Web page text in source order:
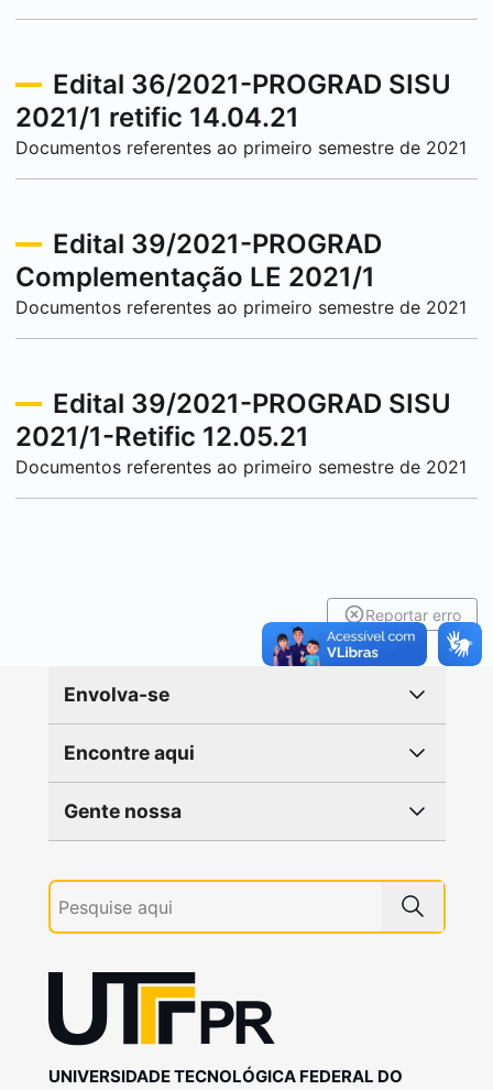
Edital 36/2021-PROGRAD SISU
2021/1 retific 14.04.21
Documentos referentes ao primeiro semestre de 2021
Edital 39/2021-PROGRAD
Complementação LE 2021/1
Documentos referentes ao primeiro semestre de 2021
Edital 39/2021-PROGRAD SISU
2021/1-Retific 12.05.21
Documentos referentes ao primeiro semestre de 2021
Reportar erro
Envolva-se
Encontre aqui
Gente nossa
UNIVERSIDADE TECNOLÓGICA FEDERAL DO